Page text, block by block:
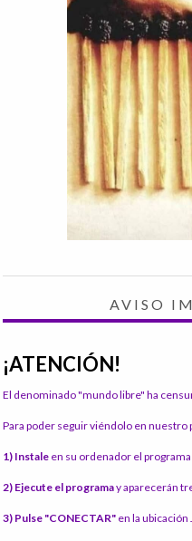
AVISO
¡ATENCIÓN!
El denominado "mundo libre" ha
Para poder seguir viéndolo en
1) Instale en su ordenador el
2) Ejecute el programay aparecerán
3) Pulse "CONECTAR" en la ubicación